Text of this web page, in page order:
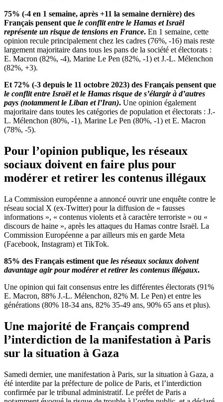
75% (-4 en 1 semaine, après +11 la semaine dernière) des
Français pensent que le conflit entre le Hamas et Israël
représente un risque de tensions en France. En 1 semaine, cette
opinion recule principalement chez les cadres (76%, -16) mais reste
largement majoritaire dans tous les pans de la société et électorats :
E. Macron (82%, -4), Marine Le Pen (82%, -1) et J.-L. Mélenchon
(82%, +3).
Et 72% (-3 depuis le 11 octobre 2023) des Français pensent que
le conflit entre Israël et le Hamas risque de s’élargir à d’autres
pays (notamment le Liban et l’Iran). Une opinion également
majoritaire dans toutes les catégories de population et électorats : J.-
L. Mélenchon (80%, -1), Marine Le Pen (80%, -1) et E. Macron
(78%, -5).
Pour l’opinion publique, les réseaux
sociaux doivent en faire plus pour
modérer et retirer les contenus illégaux
La Commission européenne a annoncé ouvrir une enquête contre le
réseau social X (ex-Twitter) pour la diffusion de « fausses
informations », « contenus violents et à caractère terroriste » ou «
discours de haine », après les attaques du Hamas contre Israël. La
Commission Européenne a par ailleurs mis en garde Meta
(Facebook, Instagram) et TikTok.
85% des Français estiment que les réseaux sociaux doivent
davantage agir pour modérer et retirer les contenus illégaux.
Une opinion qui fait consensus entre les différentes électorats (91%
E. Macron, 88% J.-L. Mélenchon, 82% M. Le Pen) et entre les
générations (80% 18-34 ans, 82% 35-49 ans, 90% 65 ans et plus).
Une majorité de Français comprend
l’interdiction de la manifestation à Paris
sur la situation à Gaza
Samedi dernier, une manifestation à Paris, sur la situation à Gaza, a
été interdite par la préfecture de police de Paris, et l’interdiction
confirmée par le tribunal administratif. Le préfet de Paris a